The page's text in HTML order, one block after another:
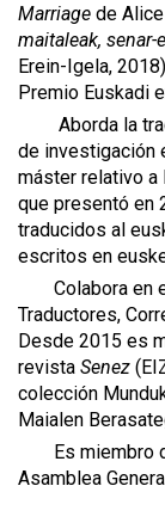
Marriage de
maitaleak, senar-
Erein-Igela,
Premio Euskadi
Aborda la
de investigación
máster relativo
que presentó en
traducidos al
escritos en
Colabora en
Traductores,
Desde 2015 es
revista Senez
colección
Maialen
Es miembro
Asamblea